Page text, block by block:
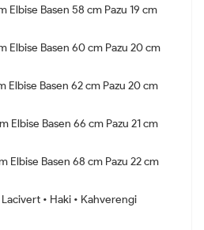
Elbise Basen 58 cm Pazu 19 cm
Elbise Basen 60 cm Pazu 20 cm
Elbise Basen 62 cm Pazu 20 cm
Elbise Basen 66 cm Pazu 21 cm
Elbise Basen 68 cm Pazu 22 cm
Lacivert • Haki • Kahverengi